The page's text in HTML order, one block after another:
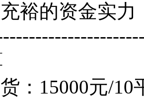
裕的资金实力
：15000元/10